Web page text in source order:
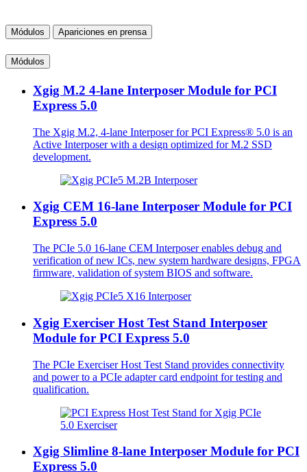
Módulos Apariciones en prensa
Módulos
Xgig M.2 4-lane Interposer Module for PCI
Express 5.0
The Xgig M.2, 4-lane Interposer for PCI Express® 5.0 is an
Active Interposer with a design optimized for M.2 SSD
development.
Xgig CEM 16-lane Interposer Module for PCI
Express 5.0
The PCIe 5.0 16-lane CEM Interposer enables debug and
verification of new ICs, new system hardware designs, FPGA
firmware, validation of system BIOS and software.
Xgig Exerciser Host Test Stand Interposer
Module for PCI Express 5.0
The PCIe Exerciser Host Test Stand provides connectivity
and power to a PCIe adapter card endpoint for testing and
qualification.
Xgig Slimline 8-lane Interposer Module for PCI
Express 5.0